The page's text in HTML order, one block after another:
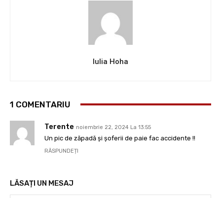
Iulia Hoha
1 COMENTARIU
Terente noiembrie 22, 2024 La 13:55
Un pic de zăpadă și șoferii de paie fac accidente !!
RĂSPUNDEȚI
LĂSAȚI UN MESAJ